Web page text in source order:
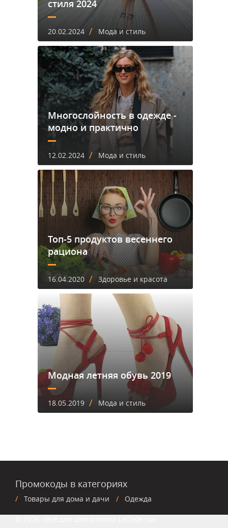
стиля 2024
20.02.2024 / Мода и стиль
Многослойность в одежде -
модно и практично
12.02.2024 / Мода и стиль
Топ-5 продуктов весеннего
рациона
16.04.2020 / Здоровье и красота
Модная летняя обувь 2019
18.05.2019 / Мода и стиль
Промокоды в категориях
Товары для дома и дачи Одежда